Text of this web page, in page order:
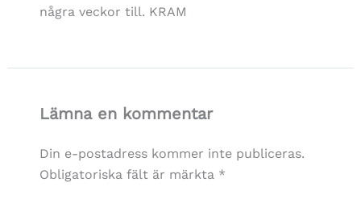
några veckor till. KRAM
Lämna en kommentar
Din e-postadress kommer inte publiceras.
Obligatoriska fält är märkta *